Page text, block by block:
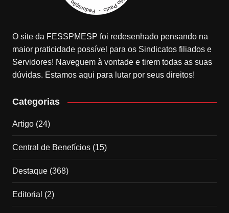
O site da FESSPMESP foi redesenhado pensando na
maior praticidade possível para os Sindicatos filiados e
Servidores! Naveguem à vontade e tirem todas as suas
dúvidas. Estamos aqui para lutar por seus direitos!
Categorias
Artigo(24)
Central de Benefícios(15)
Destaque(368)
Editorial (2)